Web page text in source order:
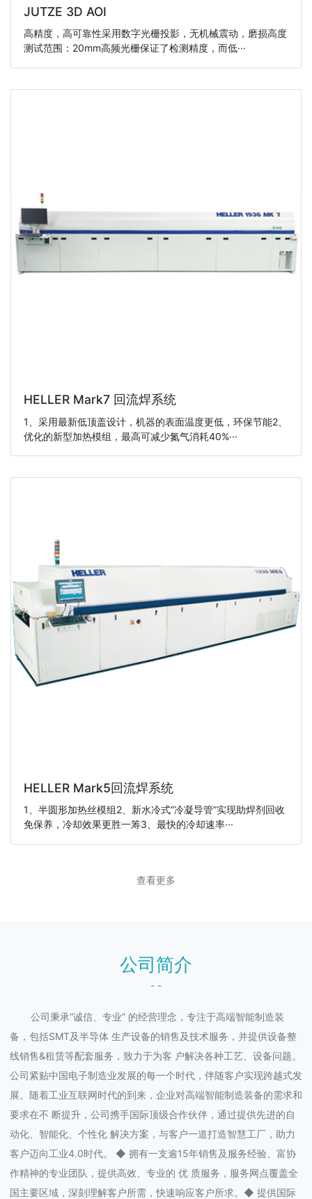
JUTZE 3D AOI
高精度，高可靠性采用数字光栅投影，无机械震动，磨损高度
测试范围：20mm高频光栅保证了检测精度，而低···
HELLER Mark7 回流焊系统
1、采用最新低顶盖设计，机器的表面温度更低，环保节能2、
优化的新型加热模组，最高可减少氮气消耗40%···
HELLER Mark5回流焊系统
1、半圆形加热丝模组2、新水冷式“冷凝导管”实现助焊剂回收
免保养，冷却效果更胜一筹3、最快的冷却速率···
查看更多
公司简介
- -
公司秉承“诚信、专业” 的经营理念，专注于高端智能制造装
备，包括SMT及半导体 生产设备的销售及技术服务，并提供设备整
线销售&租赁等配套服务，致力于为客 户解决各种工艺、设备问题。
公司紧贴中国电子制造业发展的每一个时代，伴随客户实现跨越式发
展。随着工业互联网时代的到来，企业对高端智能制造装备的需求和
要求在不 断提升，公司携手国际顶级合作伙伴，通过提供先进的自
动化、智能化、个性化 解决方案，与客户一道打造智慧工厂，助力
客户迈向工业4.0时代。 ◆ 拥有一支逾15年销售及服务经验、富协
作精神的专业团队，提供高效、专业的 优 质服务，服务网点覆盖全
国主要区域，深刻理解客户所需，快速响应客户所求。◆ 提供国际